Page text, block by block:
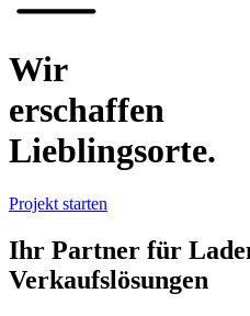
Wir
erschaffen
Lieblingsorte.
Projekt starten
Ihr Partner für
Verkaufslösungen